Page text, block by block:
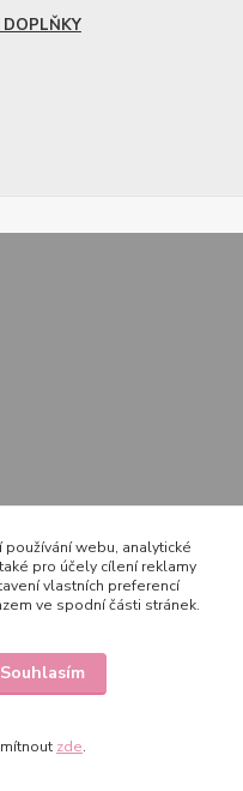
DOPLŇKY
webu, analytické
pro účely cílení reklamy
vlastních preferencí
ve spodní části stránek.
Souhlasím
zde.